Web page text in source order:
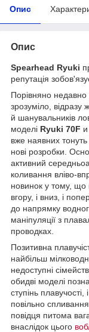
Опис
Опис
Spearhead Ryuki
репутація
Порівняно недавно
зрозуміло, відразу
й шанувальників
моделі Ryuki 70F и
вже наявних тонуть
нові розробки.
активний
коливання вліво-
новинок у тому, що
вгору, і вниз, і
до напрямку
маніпуляції з
проводках.
Позитивна
найбільш
недоступні
обидві моделі
ступінь
повільно
повідця питома
внаслідок цього